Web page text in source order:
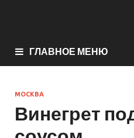
ГЛАВНОЕ МЕНЮ
МОСКВА
Винегрет